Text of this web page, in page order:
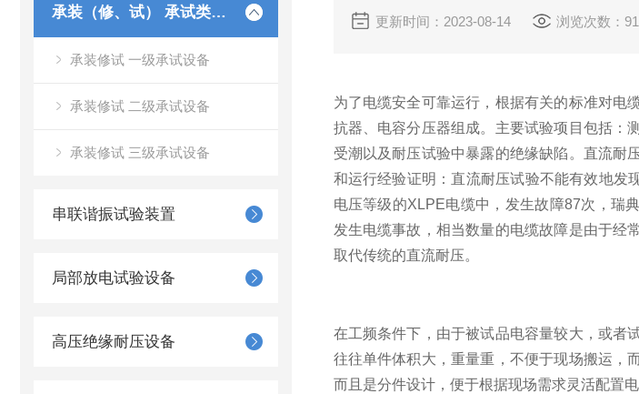
承装（修、试） 承试类仪器
承装修试 一级承试设备
承装修试 二级承试设备
承装修试 三级承试设备
串联谐振试验装置
局部放电试验设备
高压绝缘耐压设备
更新时间：2023-08-14 浏览次数：
为了电缆安全可靠运行，根据有关的标准对电
抗器、电容分压器组成。主要试验项目包括：
受潮以及耐压试验中暴露的绝缘缺陷。直流耐
和运行经验证明：直流耐压试验不能有效地发
电压等级的XLPE电缆中，发生故障87次，瑞
发生电缆事故，相当数量的电缆故障是由于经
取代传统的直流耐压。
在工频条件下，由于被试品电容量较大，或者
往往单件体积大，重量重，不便于现场搬运，
而且是分件设计，便于根据现场需求灵活配置